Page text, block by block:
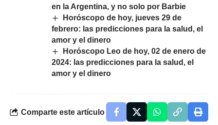
en la Argentina, y no solo por Barbie
Horóscopo de hoy, jueves 29 de
febrero: las predicciones para la salud, el
amor y el dinero
Horóscopo Leo de hoy, 02 de enero de
2024: las predicciones para la salud, el
amor y el dinero
Comparte este artículo